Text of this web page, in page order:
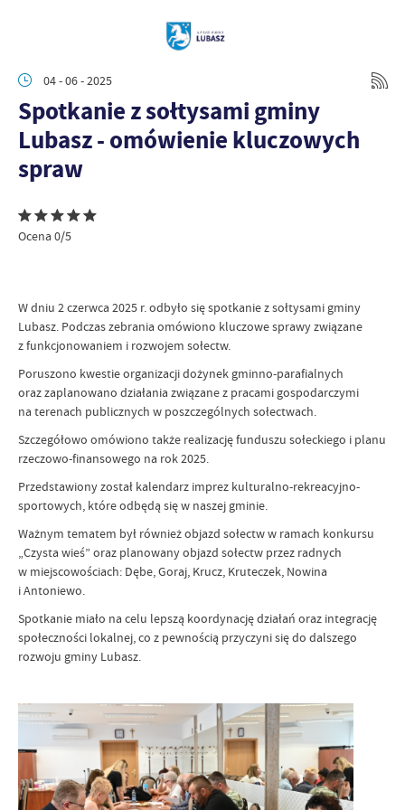
04 - 06 - 2025
Spotkanie z sołtysami gminy
Lubasz - omówienie kluczowych
spraw
Ocena 0/5
W dniu 2 czerwca 2025 r. odbyło się spotkanie z sołtysami gminy
Lubasz. Podczas zebrania omówiono kluczowe sprawy związane
z funkcjonowaniem i rozwojem sołectw.
Poruszono kwestie organizacji dożynek gminno-parafialnych
oraz zaplanowano działania związane z pracami gospodarczymi
na terenach publicznych w poszczególnych sołectwach.
Szczegółowo omówiono także realizację funduszu sołeckiego i planu
rzeczowo-finansowego na rok 2025.
Przedstawiony został kalendarz imprez kulturalno-rekreacyjno-
sportowych, które odbędą się w naszej gminie.
Ważnym tematem był również objazd sołectw w ramach konkursu
„Czysta wieś” oraz planowany objazd sołectw przez radnych
w miejscowościach: Dębe, Goraj, Krucz, Kruteczek, Nowina
i Antoniewo.
Spotkanie miało na celu lepszą koordynację działań oraz integrację
społeczności lokalnej, co z pewnością przyczyni się do dalszego
rozwoju gminy Lubasz.